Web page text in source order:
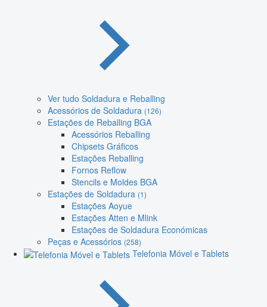
Ver tudo Soldadura e Reballing
Acessórios de Soldadura (126)
Estações de Reballing BGA
Acessórios Reballing
Chipsets Gráficos
Estações Reballing
Fornos Reflow
Stencils e Moldes BGA
Estações de Soldadura (1)
Estações Aoyue
Estações Atten e Mlink
Estações de Soldadura Económicas
Peças e Acessórios (258)
Telefonia Móvel e Tablets